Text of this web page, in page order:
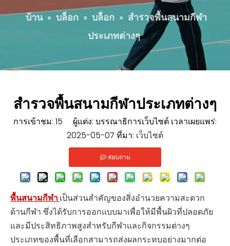
บ้าน » บล็อก » บล็อก » สำรวจพื้นสนามกีฬา
ประเภทต่างๆ
สำรวจพื้นสนามกีฬาประเภทต่างๆ
การเข้าชม: 15 ผู้แต่ง: บรรณาธิการเว็บไซต์ เวลาเผยแพร่:
2025-05-07 ที่มา: เว็บไซต์
สอบถาม
พื้นสนามกีฬาเป็นส่วนสำคัญของสิ่งอำนวยความสะดวก
ด้านกีฬา ซึ่งได้รับการออกแบบมาเพื่อให้มีพื้นผิวที่ปลอดภัย
และมีประสิทธิภาพสูงสำหรับกีฬาและกิจกรรมต่างๆ
ประเภทของพื้นที่เลือกสามารถส่งผลกระทบอย่างมากต่อ